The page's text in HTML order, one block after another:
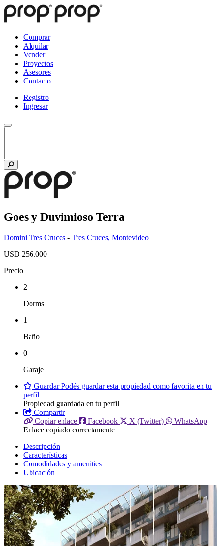
Comprar
Alquilar
Vender
Proyectos
Asesores
Contacto
Registro
Ingresar
Goes y Duvimioso Terra
Domini Tres Cruces - Tres Cruces, Montevideo
USD 256.000
Precio
2
Dorms
1
Baño
0
Garaje
GuardarPodés guardar esta propiedad como favorita en tu
perfil.
Propiedad guardada en tu perfil
Compartir
Copiar enlace
Facebook X (Twitter)
WhatsApp
Enlace copiado correctamente
Descripción
Características
Comodidades y amenities
Ubicación